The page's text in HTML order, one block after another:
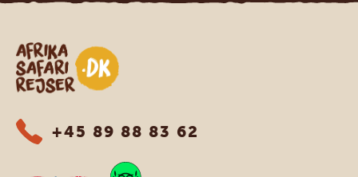
Safari-rejser i Afrika
+45 89 88 83 62